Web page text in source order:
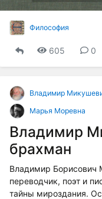
Философия
605 0
Владимир
Марья Моревна
Владимир
брахман
Владимир
переводчик, поэт и
тайны мироздания.